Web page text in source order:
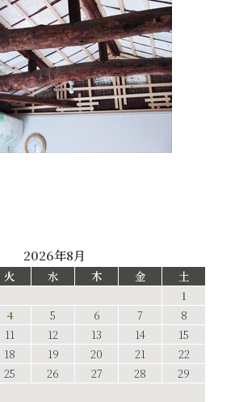
2026年8月
火 水 木 金
土
1
4 5 6 7
8
11 12 13 14
15
18 19 20 21
22
25 26 27 28
29